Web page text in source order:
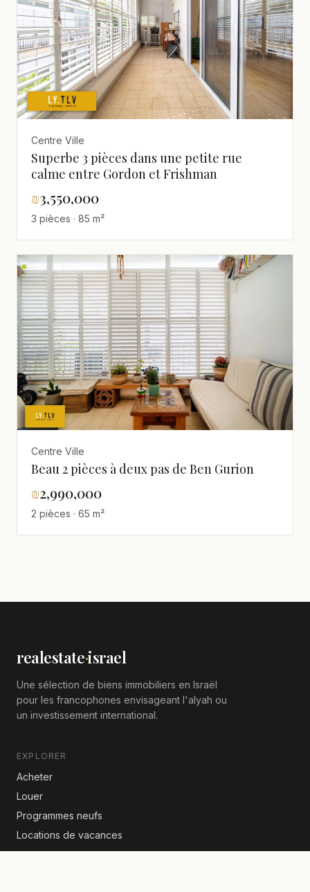
Centre Ville
Superbe 3 pièces dans une petite rue
calme entre Gordon et Frishman
₪3,550,000
3 pièces · 85 m²
Centre Ville
Beau 2 pièces à deux pas de Ben Gurion
₪2,990,000
2 pièces · 65 m²
realestate·israel
Une sélection de biens immobiliers en Israël
pour les francophones envisageant l'alyah ou
un investissement international.
EXPLORER
Acheter
Louer
Programmes neufs
Locations de vacances